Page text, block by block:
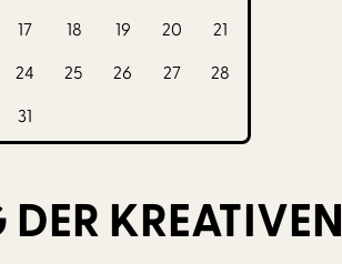
17 18 19 20
21
24 25 26 27
28
31
KREATIVEN